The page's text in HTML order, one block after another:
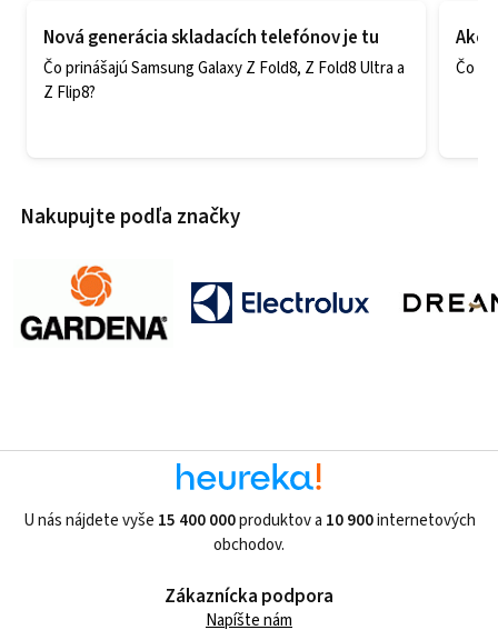
Nová generácia skladacích telefónov je tu
Čo prinášajú Samsung Galaxy Z Fold8, Z Fold8 Ultra a
Z Flip8?
Ako
Čo
Nakupujte podľa značky
U nás nájdete vyše 15 400 000produktov a 10 900internetových
obchodov.
Zákaznícka podpora
Napíšte nám